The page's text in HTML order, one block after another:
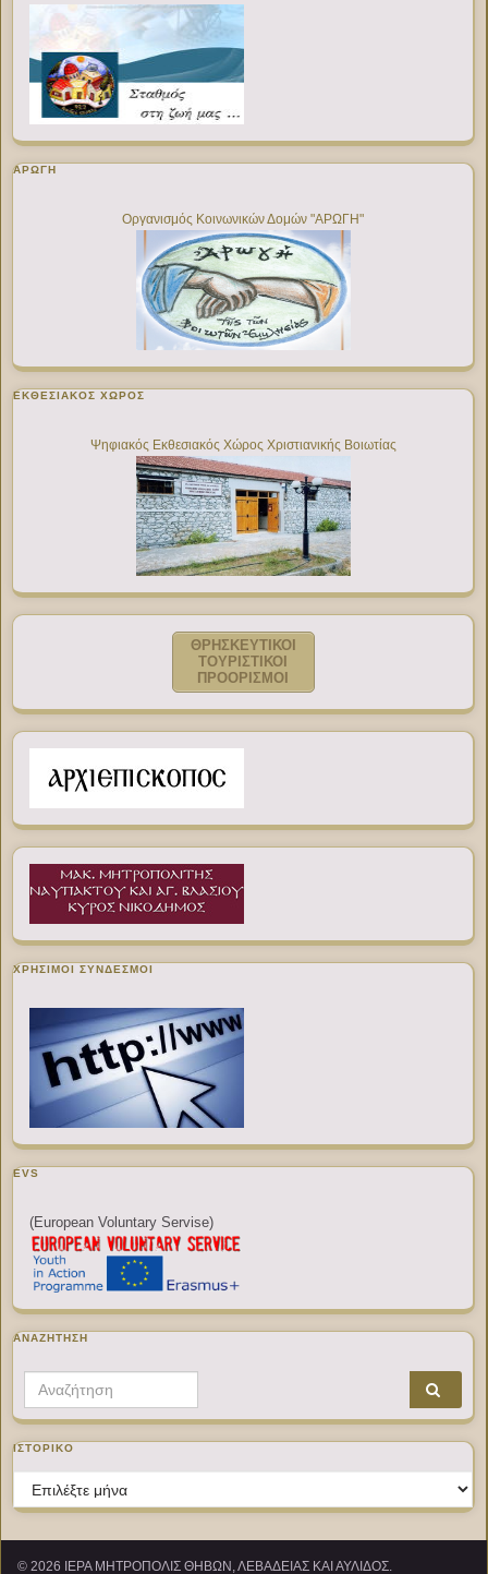
ΑΡΩΓΗ
Οργανισμός Κοινωνικών Δομών "ΑΡΩΓΗ"
ΕΚΘΕΣΙΑΚΌΣ ΧΏΡΟΣ
Ψηφιακός Εκθεσιακός Χώρος Χριστιανικής Βοιωτίας
ΘΡΗΣΚΕΥΤΙΚΟΙ
ΤΟΥΡΙΣΤΙΚΟΙ
ΠΡΟΟΡΙΣΜΟΙ
ΧΡΉΣΙΜΟΙ ΣΎΝΔΕΣΜΟΙ
EVS
(European Voluntary Servise)
ΑΝΑΖΉΤΗΣΗ
Search for:
ΙΣΤΟΡΙΚΌ
Ιστορικό
© 2026 ΙΕΡΑ ΜΗΤΡΟΠΟΛΙΣ ΘΗΒΩΝ, ΛΕΒΑΔΕΙΑΣ ΚΑΙ ΑΥΛΙΔΟΣ.